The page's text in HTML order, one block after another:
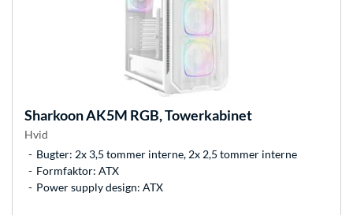
SharkoonAK5M RGB, Towerkabinet
Hvid
Bugter: 2x 3,5 tommer interne, 2x 2,5 tommer interne
Formfaktor: ATX
Power supply design: ATX